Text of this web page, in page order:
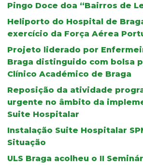
Pingo Doce doa “Bairros de
Heliporto do Hospital de
exercício da Força Aérea
Projeto liderado por
Braga distinguido com bolsa
Clínico Académico de Braga
Reposição da atividade
urgente no âmbito da
Suite Hospitalar
Instalação Suite Hospitalar
Situação
ULS Braga acolheu o II